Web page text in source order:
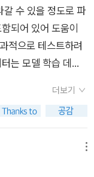
류를 수정해도, 수정
다.AI 소프트웨어 테
결과를 테스트하는
해서 테스트 데이터
기법,정해진 주어진
는 커버리지 검증
에서는검증 도구
라이브러리를 설치
,MNIST 데이터셋
다.커버리지 검증
대해서, 모든 입력에
니다.p.56 이 책의
지도학습과 비지도
을 알려줘 비전공자
초의 AI 소프트웨
벗어나 안정성과 실
인해 실전에 적용할
갈 수 있을 정도로 파
되어 있어 도움이
적으로 테스트하려
는 모델 학습 데이
양한 시나리오와 엣
스트하는 데 있어 매
스트 기법 설명: 책
경, 커버리지 테스
하고 있어 AI 모델
더보기